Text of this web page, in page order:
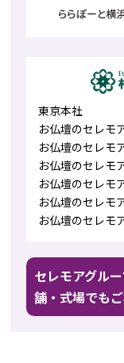
東京本社
お仏壇のセレモ
お仏壇のセレモ
お仏壇のセレモ
お仏壇のセレモ
お仏壇のセレモ
お仏壇のセレモ
セレモアグル
舗・式場でも